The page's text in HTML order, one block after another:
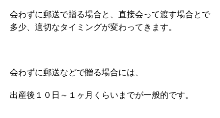
会わずに郵送で贈る場合と、直接会って渡す場合とで
多少、適切なタイミングが変わってきます。
会わずに郵送などで贈る場合には、
出産後１０日～１ヶ月くらいまでが一般的です。